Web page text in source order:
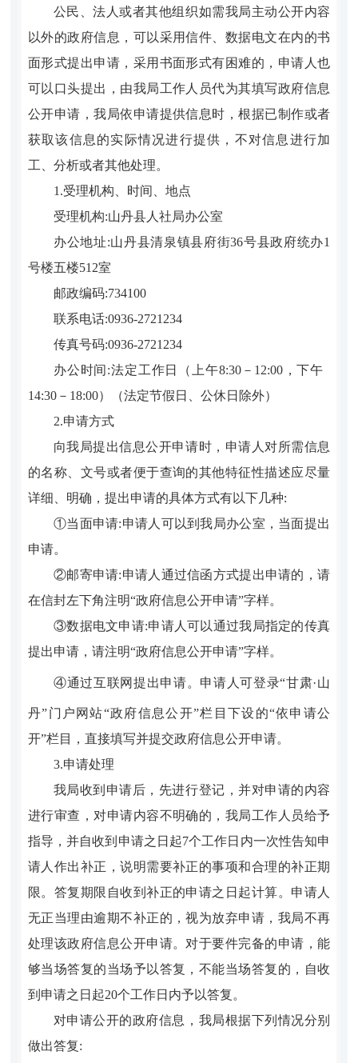
公民、法人或者其他组织如需我局主动公开内容
以外的政府信息，可以采用信件、数据电文在内的书
面形式提出申请，采用书面形式有困难的，申请人也
可以口头提出，由我局工作人员代为其填写政府信息
公开申请，我局依申请提供信息时，根据已制作或者
获取该信息的实际情况进行提供，不对信息进行加
工、分析或者其他处理。
1.受理机构、时间、地点
受理机构:山丹县人社局办公室
办公地址:山丹县清泉镇县府街36号县政府统办1
号楼五楼512室
邮政编码:734100
联系电话:0936-2721234
传真号码:0936-2721234
办公时间:法定工作日（上午8:30－12:00，下午
14:30－18:00）（法定节假日、公休日除外）
2.申请方式
向我局提出信息公开申请时，申请人对所需信息
的名称、文号或者便于查询的其他特征性描述应尽量
详细、明确，提出申请的具体方式有以下几种:
①当面申请:申请人可以到我局办公室，当面提出
申请。
②邮寄申请:申请人通过信函方式提出申请的，请
在信封左下角注明“政府信息公开申请”字样。
③数据电文申请:申请人可以通过我局指定的传真
提出申请，请注明“政府信息公开申请”字样。
④通过互联网提出申请。申请人可登录“甘肃·山
丹”门户网站“政府信息公开”栏目下设的“依申请公
开”栏目，直接填写并提交政府信息公开申请。
3.申请处理
我局收到申请后，先进行登记，并对申请的内容
进行审查，对申请内容不明确的，我局工作人员给予
指导，并自收到申请之日起7个工作日内一次性告知申
请人作出补正，说明需要补正的事项和合理的补正期
限。答复期限自收到补正的申请之日起计算。申请人
无正当理由逾期不补正的，视为放弃申请，我局不再
处理该政府信息公开申请。对于要件完备的申请，能
够当场答复的当场予以答复，不能当场答复的，自收
到申请之日起20个工作日内予以答复。
对申请公开的政府信息，我局根据下列情况分别
做出答复: